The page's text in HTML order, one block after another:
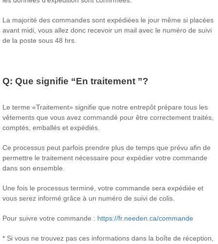
La majorité des commandes sont expédiées le jour même si placées
avant midi, vous allez donc recevoir un mail avec le numéro de suivi
de la poste sous 48 hrs.
Q: Que signifie “En traitement ”?
Le terme «Traitement» signifie que notre entrepôt prépare tous les
vêtements que vous avez commandé pour être correctement traités,
comptés, emballés et expédiés.
Ce processus peut parfois prendre plus de temps que prévu afin de
permettre le traitement nécessaire pour expédier votre commande
dans son ensemble.
Une fois le processus terminé, votre commande sera expédiée et
vous serez informé grâce à un numéro de suivi de colis.
Pour suivre votre commande : https://fr.needen.ca/commande
* Si vous ne trouvez pas ces informations dans la boîte de réception,